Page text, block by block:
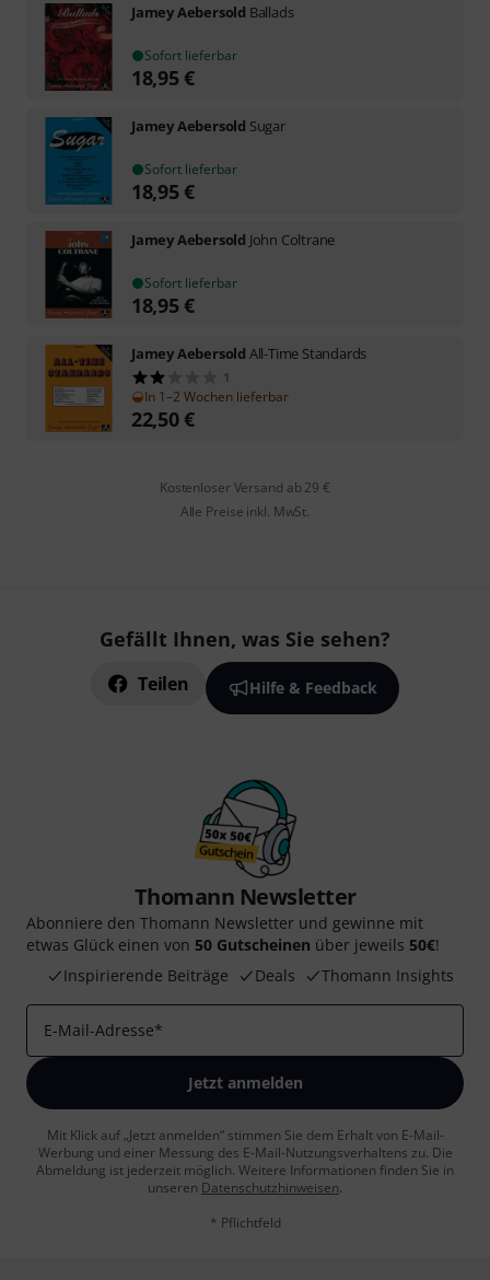
Jamey Aebersold Ballads
Sofort lieferbar
18,95€
Jamey Aebersold Sugar
Sofort lieferbar
18,95€
Jamey Aebersold John Coltrane
Sofort lieferbar
18,95€
Jamey Aebersold All-Time Standards
1
In 1–2 Wochen lieferbar
22,50€
Kostenloser Versand ab 29 €
Alle Preise inkl. MwSt.
Gefällt Ihnen, was Sie sehen?
Teilen Hilfe & Feedback
Thomann Newsletter
Abonniere den Thomann Newsletter und gewinne mit
etwas Glück einen von 50 Gutscheinen über jeweils 50€!
Inspirierende Beiträge
Deals Thomann Insights
E-Mail-Adresse*
Jetzt anmelden
Mit Klick auf „Jetzt anmelden“ stimmen Sie dem Erhalt von E-Mail-
Werbung und einer Messung des E-Mail-Nutzungsverhaltens zu. Die
Abmeldung ist jederzeit möglich. Weitere Informationen finden Sie in
unseren Datenschutzhinweisen.
* Pflichtfeld